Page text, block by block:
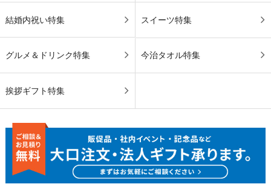
結婚内祝い特集 スイーツ特集
グルメ＆ドリンク特集 今治タオル特集
挨拶ギフト特集